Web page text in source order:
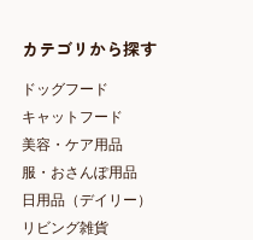
カテゴリから探す
ドッグフード
キャットフード
美容・ケア用品
服・おさんぽ用品
日用品（デイリー）
リビング雑貨